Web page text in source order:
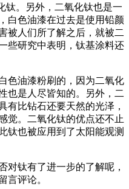
钛。另外，二氧化钛也是一
白色油漆在过去是使用铅颜
被人们所了解之后，就被二
些研究中表明，钛基涂料还
色油漆粉刷的，因为二氧化
也是人尽皆知的。另外，二
有比钻石还要天然的光泽，
觉。二氧化钛的优点还不止
钛也被应用到了太阳能观测
对钛有了进一步的了解呢，
言评论。